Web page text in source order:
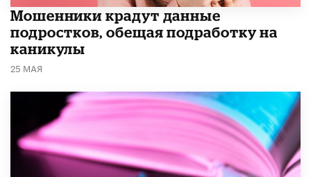
Мошенники крадут данные
подростков, обещая подработку на
каникулы
25 МАЯ